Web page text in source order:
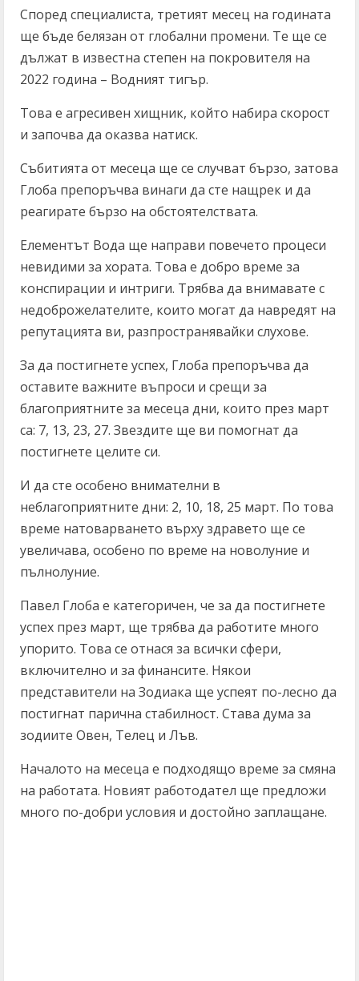
Според специалиста, третият месец на годината
ще бъде белязан от глобални промени. Те ще се
дължат в известна степен на покровителя на
2022 година – Водният тигър.
Това е агресивен хищник, който набира скорост
и започва да оказва натиск.
Събитията от месеца ще се случват бързо, затова
Глоба препоръчва винаги да сте нащрек и да
реагирате бързо на обстоятелствата.
Елементът Вода ще направи повечето процеси
невидими за хората. Това е добро време за
конспирации и интриги. Трябва да внимавате с
недоброжелателите, които могат да навредят на
репутацията ви, разпространявайки слухове.
За да постигнете успех, Глоба препоръчва да
оставите важните въпроси и срещи за
благоприятните за месеца дни, които през март
са: 7, 13, 23, 27. Звездите ще ви помогнат да
постигнете целите си.
И да сте особено внимателни в
неблагоприятните дни: 2, 10, 18, 25 март. По това
време натоварването върху здравето ще се
увеличава, особено по време на новолуние и
пълнолуние.
Павел Глоба е категоричен, че за да постигнете
успех през март, ще трябва да работите много
упорито. Това се отнася за всички сфери,
включително и за финансите. Някои
представители на Зодиака ще успеят по-лесно да
постигнат парична стабилност. Става дума за
зодиите Овен, Телец и Лъв.
Началото на месеца е подходящо време за смяна
на работата. Новият работодател ще предложи
много по-добри условия и достойно заплащане.